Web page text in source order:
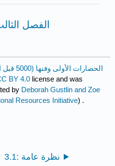
3.10: الفصل
BY 4.0 license and was
by Deborah Gustlin and Zoe
Resources Initiative) .
3.1: نظرة عامة